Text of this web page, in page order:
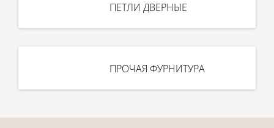
ПЕТЛИ ДВЕРНЫЕ
ПРОЧАЯ ФУРНИТУРА